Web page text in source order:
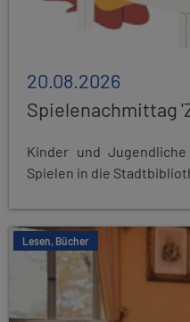
20.08.2026
Spielenachmittag
Kinder und
Spielen in die
Lesen, Bücher